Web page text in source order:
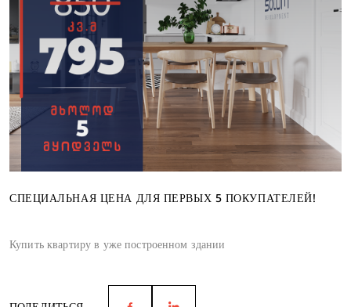
СПЕЦИАЛЬНАЯ ЦЕНА ДЛЯ ПЕРВЫХ 5 ПОКУПАТЕЛЕЙ!
Купить квартиру в уже построенном здании